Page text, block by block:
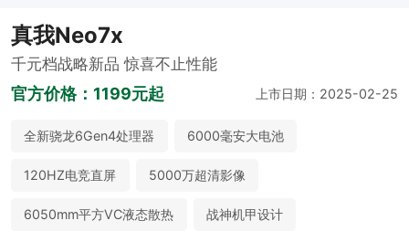
真我Neo7x
千元档战略新品 惊喜不止性能
官方价格： 1199元起 上市日期：2025-02-25
全新骁龙6Gen4处理器 6000毫安大电池
120HZ电竞直屏 5000万超清影像
6050mm平方VC液态散热 战神机甲设计